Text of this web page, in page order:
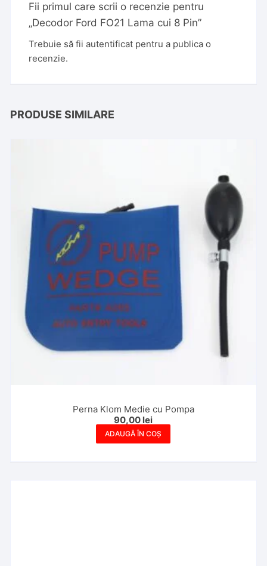
Fii primul care scrii o recenzie pentru
„Decodor Ford FO21 Lama cui 8 Pin”
Trebuie să fiiautentificat pentru a publica o
recenzie.
PRODUSE SIMILARE
Perna Klom Medie cu Pompa
90,00 lei
ADAUGĂ ÎN COȘ